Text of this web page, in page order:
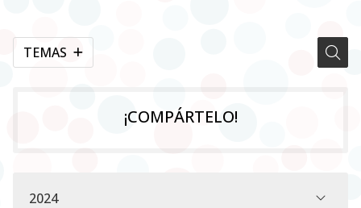
TEMAS
¡COMPÁRTELO!
2024